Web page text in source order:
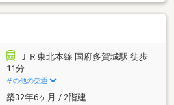
ＪＲ東北本線 国府多賀城駅 徒歩
11分
その他の交通
築32年6ヶ月 / 2階建